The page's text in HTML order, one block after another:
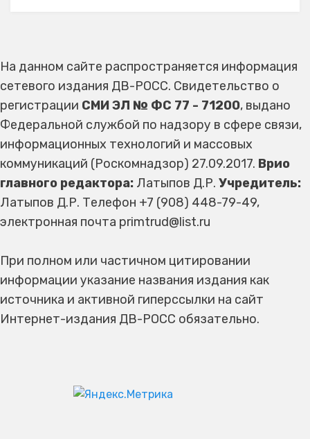
На данном сайте распространяется информация
сетевого издания ДВ-РОСС. Свидетельство о
регистрации СМИ ЭЛ № ФС 77 - 71200, выдано
Федеральной службой по надзору в сфере связи,
информационных технологий и массовых
коммуникаций (Роскомнадзор) 27.09.2017. Врио
главного редактора: Латыпов Д.Р. Учредитель:
Латыпов Д.Р. Телефон +7 (908) 448-79-49,
электронная почта primtrud@list.ru
При полном или частичном цитировании
информации указание названия издания как
источника и активной гиперссылки на сайт
Интернет-издания ДВ-РОСС обязательно.